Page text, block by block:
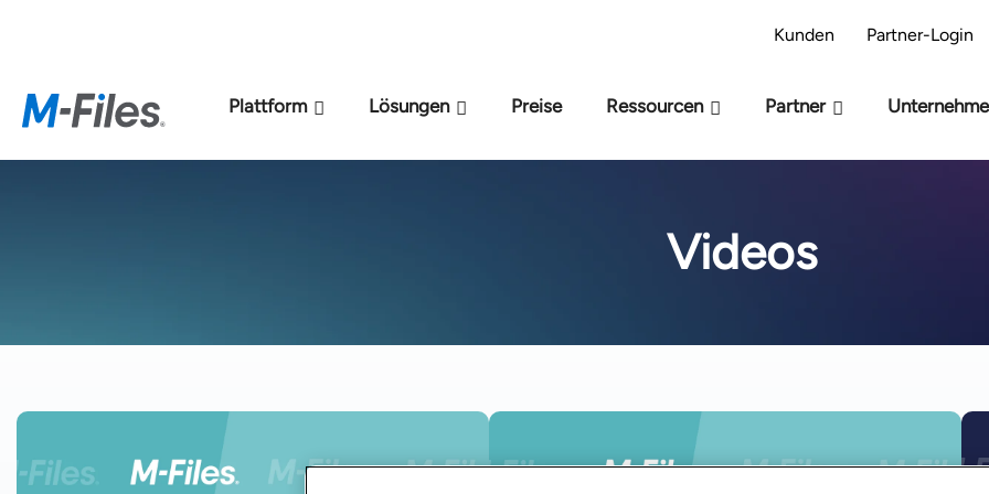
Kunden Partner-Login
Plattform Lösungen Preise Ressourcen Partner
Videos
Neues M-Files-KI-Bereitschaftsmodell – Sind Sie bereit für KI?